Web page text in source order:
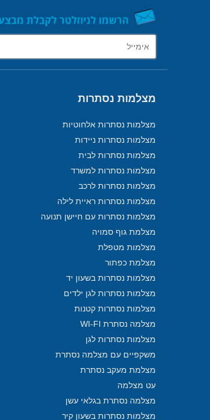
מצלמות נסתרות
מצלמות נסתרות אלחוטיות
מצלמות נסתרות ניידות
מצלמות נסתרות לבית
מצלמות נסתרות למשרד
מצלמות נסתרות לרכב
מצלמות נסתרות ראיית לילה
מצלמות נסתרות עם חיישן תנועה
מצלמת גוף סמויה
מצלמות מטפלת
מצלמת כפתור
מצלמות נסתרות בשעון יד
מצלמות נסתרות לגן ילדים
מצלמות נסתרות קטנות
מצלמה נסתרת WI-FI
מצלמות נסתרות לגן
משקפיים עם מצלמה נסתרת
מצלמת מעקב נסתרת
עט מצלמה
מצלמה נסתרת בגלאי עשן
מצלמות נסתרות בשעון קיר